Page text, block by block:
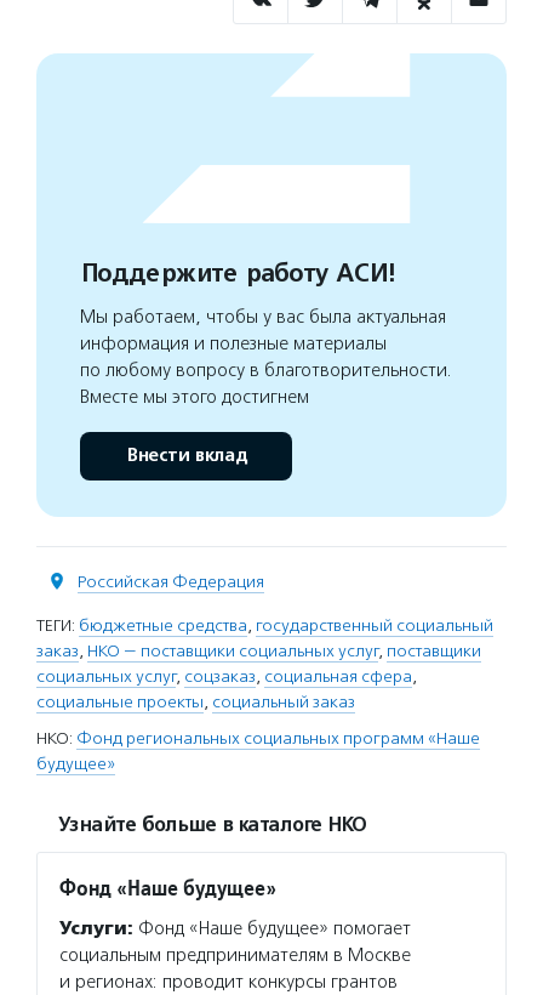
Поддержите работу АСИ!
Мы работаем, чтобы у вас была актуальная
информация и полезные материалы
по любому вопросу в благотворительности.
Вместе мы этого достигнем
Внести вклад
Российская Федерация
ТЕГИ: бюджетные средства, государственный социальный
заказ, НКО — поставщики социальных услуг, поставщики
социальных услуг, соцзаказ, социальная сфера,
социальные проекты, социальный заказ
НКО: Фонд региональных социальных программ «Наше
будущее»
Узнайте больше в каталоге НКО
Фонд «Наше будущее»
Услуги: Фонд «Наше будущее» помогает
социальным предпринимателям в Москве
и регионах: проводит конкурсы грантов